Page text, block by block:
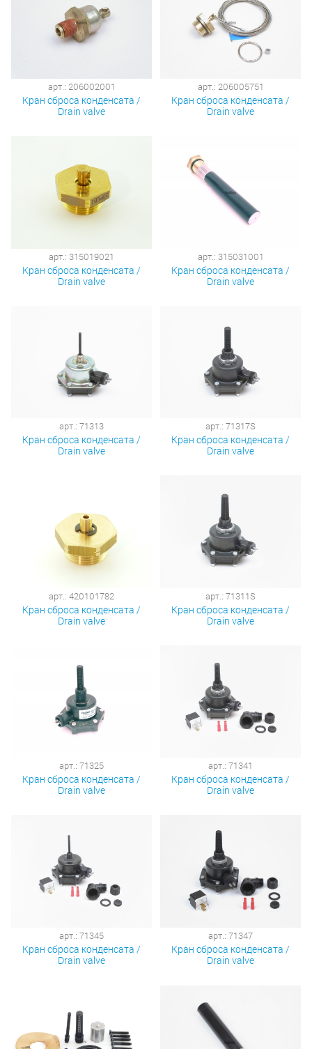
арт.: 206002001
Кран сброса конденсата /
Drain valve
арт.: 206005751
Кран сброса конденсата /
Drain valve
арт.: 315019021
Кран сброса конденсата /
Drain valve
арт.: 315031001
Кран сброса конденсата /
Drain valve
арт.: 71313
Кран сброса конденсата /
Drain valve
арт.: 71317S
Кран сброса конденсата /
Drain valve
арт.: 420101782
Кран сброса конденсата /
Drain valve
арт.: 71311S
Кран сброса конденсата /
Drain valve
арт.: 71325
Кран сброса конденсата /
Drain valve
арт.: 71341
Кран сброса конденсата /
Drain valve
арт.: 71345
Кран сброса конденсата /
Drain valve
арт.: 71347
Кран сброса конденсата /
Drain valve